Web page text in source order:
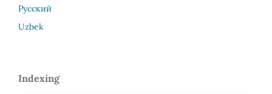
Русский
Uzbek
Indexing